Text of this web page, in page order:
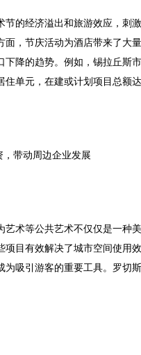
的经济溢出和旅游效应，刺
，节庆活动为酒店带来了大
降的趋势。例如，锡拉丘斯
单元，在建或计划项目总额达
带动周边企业发展
术等公共艺术不仅仅是一种
目有效解决了城市空间使用
吸引游客的重要工具。罗切